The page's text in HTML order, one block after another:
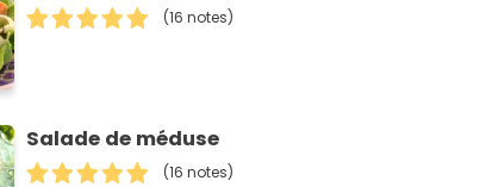
(16 notes)
Salade de méduse
(16 notes)